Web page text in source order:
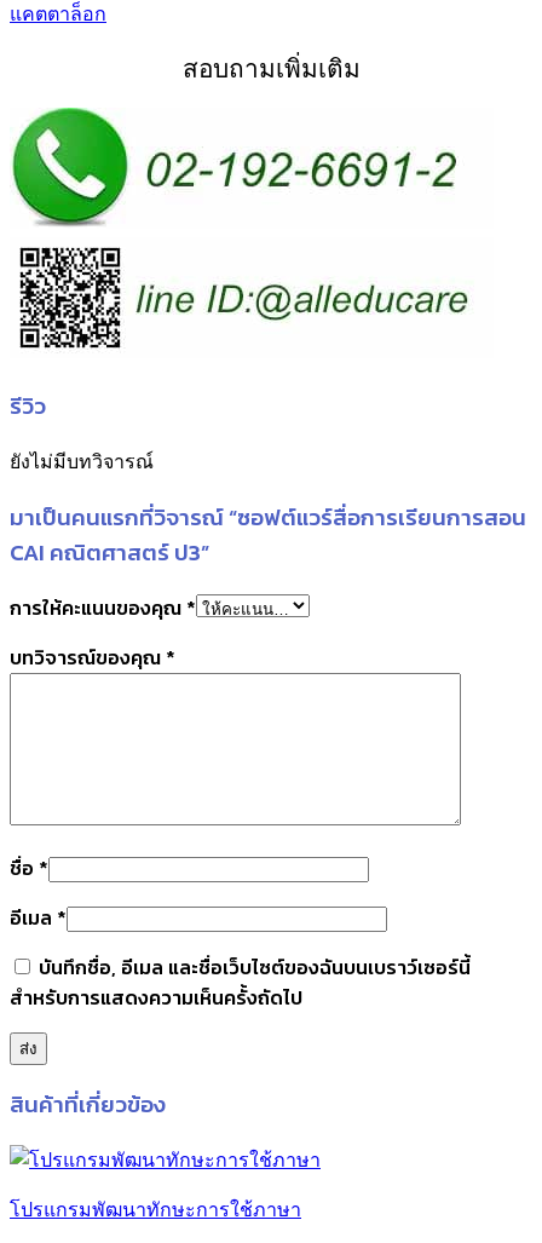
แคตตาล็อก
สอบถามเพิ่มเติม
รีวิว
ยังไม่มีบทวิจารณ์
มาเป็นคนแรกที่วิจารณ์ “ซอฟต์แวร์สื่อการเรียนการสอน
CAI คณิตศาสตร์ ป3”
การให้คะแนนของคุณ *
บทวิจารณ์ของคุณ *
ชื่อ *
อีเมล *
บันทึกชื่อ, อีเมล และชื่อเว็บไซต์ของฉันบนเบราว์เซอร์นี้
สำหรับการแสดงความเห็นครั้งถัดไป
สินค้าที่เกี่ยวข้อง
โปรแกรมพัฒนาทักษะการใช้ภาษา